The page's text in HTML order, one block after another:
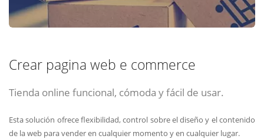
Crear pagina web e commerce
Tienda online funcional, cómoda y fácil de usar.
Esta solución ofrece flexibilidad, control sobre el diseño y el contenido
de la web para vender en cualquier momento y en cualquier lugar.